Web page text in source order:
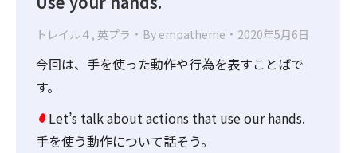
トレイル４ , 英プラ By empatheme 2020年5月6日
今回は、手を使った動作や行為を表すことばで
す。
Let’s talk about actions that use our hands.
手を使う動作について話そう。